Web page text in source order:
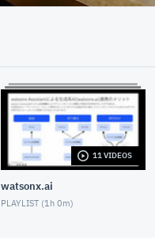
11 VIDEOS
watsonx.ai
PLAYLIST (1h 0m)